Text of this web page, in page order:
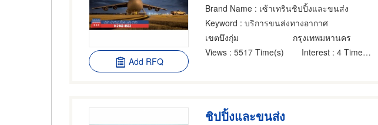
Add RFQ
Brand Name : เซ้าเทรินชิปปิ้งและขนส่ง
Keyword : บริการขนส่งทางอากาศ
เขตบึงกุ่ม
กรุงเทพมหานคร
Views : 5517 Time(s) Interest : 4 Time(s)
ชิปปิ้งและขนส่ง